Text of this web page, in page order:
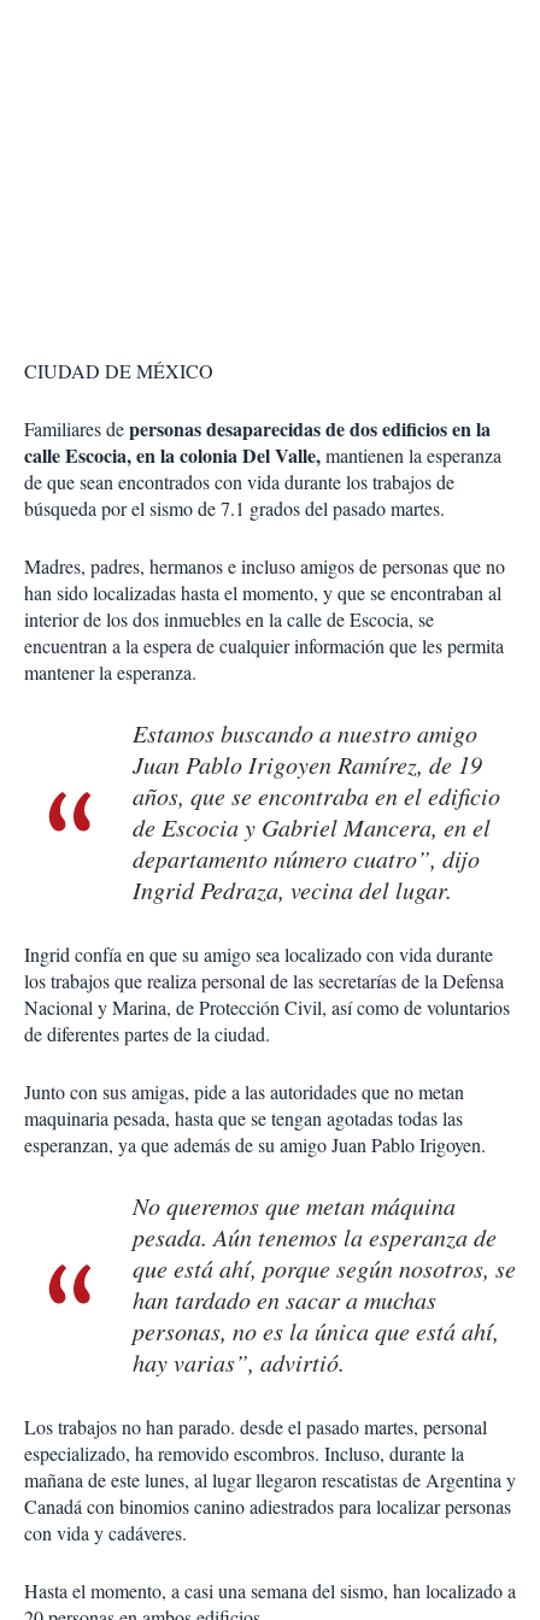
CIUDAD DE MÉXICO
Familiares depersonas desaparecidas de dos edificios en la
calle Escocia, en la colonia Del Valle,mantienen la esperanza
de que sean encontrados con vida durante los trabajos de
búsqueda por el sismo de 7.1 grados del pasado martes.
Madres, padres, hermanos e incluso amigos de personas que no
han sido localizadas hasta el momento, y que se encontraban al
interior de los dos inmuebles en la calle de Escocia, se
encuentran a la espera de cualquier información que les permita
mantener la esperanza.
Estamos buscando a nuestro amigo
Juan Pablo Irigoyen Ramírez, de 19
años, que se encontraba en el edificio
de Escocia y Gabriel Mancera, en el
departamento número cuatro”, dijo
Ingrid Pedraza, vecina del lugar.
Ingrid confía en que su amigo sea localizado con vida durante
los trabajos que realiza personal de las secretarías de la Defensa
Nacional y Marina, de Protección Civil, así como de voluntarios
de diferentes partes de la ciudad.
Junto con sus amigas, pide a las autoridades que no metan
maquinaria pesada, hasta que se tengan agotadas todas las
esperanzan, ya que además de su amigo Juan Pablo Irigoyen.
No queremos que metan máquina
pesada. Aún tenemos la esperanza de
que está ahí, porque según nosotros, se
han tardado en sacar a muchas
personas, no es la única que está ahí,
hay varias”, advirtió.
Los trabajos no han parado. desde el pasado martes, personal
especializado, ha removido escombros. Incluso, durante la
mañana de este lunes, al lugar llegaron rescatistas de Argentina y
Canadá con binomios canino adiestrados para localizar personas
con vida y cadáveres.
Hasta el momento, a casi una semana del sismo, han localizado a